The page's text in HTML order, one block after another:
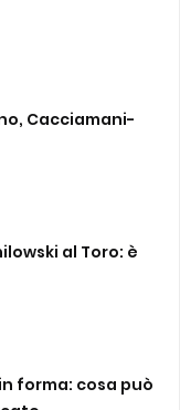
Cacciamani-
al Toro: è
forma: cosa può